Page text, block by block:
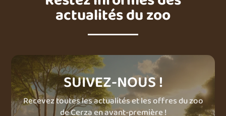
actualités du zoo
SUIVEZ-NOUS !
Recevez toutes les actualités et les offres du zoo
de Cerza en avant-première !